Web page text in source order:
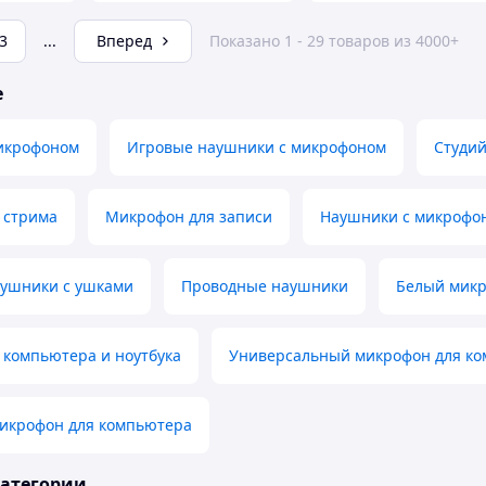
3 ... Вперед Показано 1 - 29 товаров из 4000+
Игровые наушники с микрофоном
Микрофон для записи Наушники с
с ушками Проводные наушники Белый
и ноутбука Универсальный микрофон для
для компьютера